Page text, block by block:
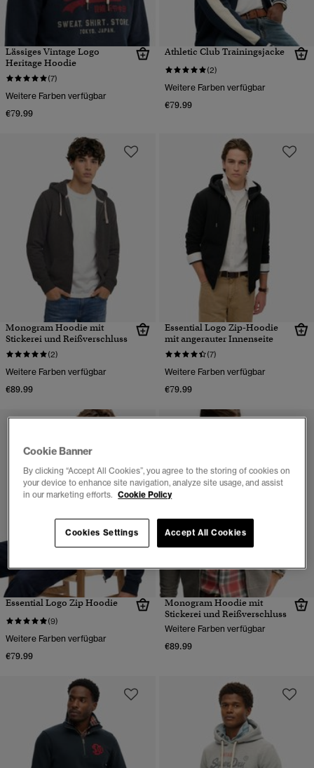
Lässiges Vintage Logo
Heritage Hoodie
(7)
Weitere Farben verfügbar
€79.99
Athletic Club Trainingsjacke
(2)
Weitere Farben verfügbar
€79.99
Monogram Hoodie mit
Stickerei und Reißverschluss
(2)
Weitere Farben verfügbar
€89.99
Essential Logo Zip-Hoodie
mit angerauter Innenseite
(7)
Weitere Farben verfügbar
€79.99
Essential Logo Zip Hoodie
(9)
Weitere Farben verfügbar
€79.99
Monogram Hoodie mit
Stickerei und Reißverschluss
Weitere Farben verfügbar
€89.99
Cookie Banner
By clicking “Accept All Cookies”, you agree to the storing of cookies on
your device to enhance site navigation, analyze site usage, and assist
in our marketing efforts. Cookie Policy
Accept All Cookies
Cookies Settings